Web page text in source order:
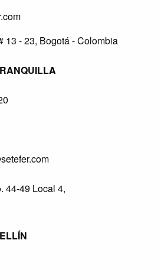
13 - 23, Bogotá - Colombia
44-49 Local 4,